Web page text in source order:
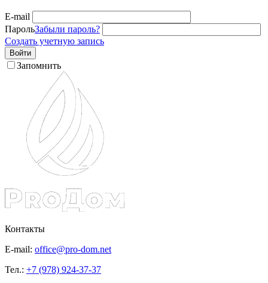
E-mail
ПарольЗабыли пароль?
Создать учетную запись
Войти
Запомнить
Контакты
E-mail: office@pro-dom.net
Тел.: +7 (978) 924-37-37